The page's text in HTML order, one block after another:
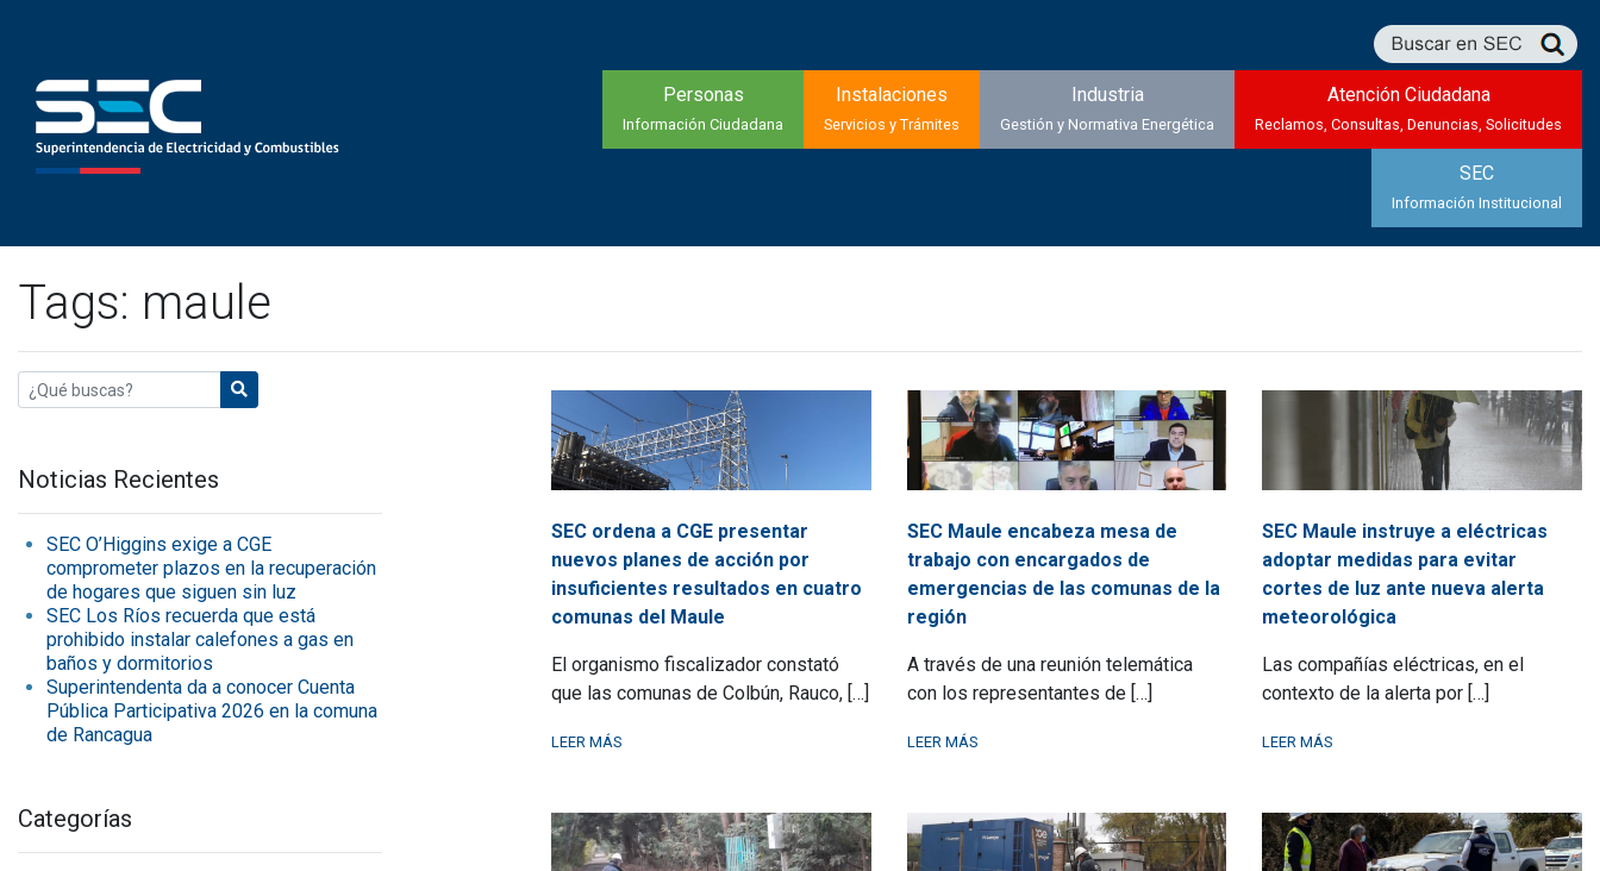
Personas
Información Ciudadana
Instalaciones
Servicios y Trámites
Industria
Gestión y Normativa Energética
Atención Ciudadana
Reclamos, Consultas, Denuncias, Solicitudes
SEC
Información Institucional
Tags: maule
Noticias Recientes
SEC O’Higgins exige a CGE
comprometer plazos en la recuperación
de hogares que siguen sin luz
SEC Los Ríos recuerda que está
prohibido instalar calefones a gas en
baños y dormitorios
Superintendenta da a conocer Cuenta
Pública Participativa 2026 en la comuna
de Rancagua
Categorías
SEC ordena a CGE presentar
nuevos planes de acción por
insuficientes resultados en cuatro
comunas del Maule
El organismo fiscalizador constató
que las comunas de Colbún, Rauco, […]
LEER MÁS
SEC Maule encabeza mesa de
trabajo con encargados de
emergencias de las comunas de la
región
A través de una reunión telemática
con los representantes de […]
LEER MÁS
SEC Maule instruye a eléctricas
adoptar medidas para evitar
cortes de luz ante nueva alerta
meteorológica
Las compañías eléctricas, en el
contexto de la alerta por […]
LEER MÁS